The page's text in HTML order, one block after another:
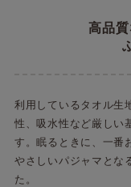
高品
利用しているタオル生
性、吸水性など厳しい
す。眠るときに、一番
やさしいパジャマとな
た。